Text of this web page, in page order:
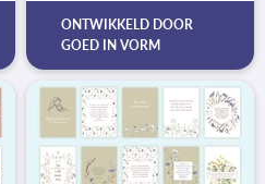
ONTWIKKELD DOOR
GOED IN VORM